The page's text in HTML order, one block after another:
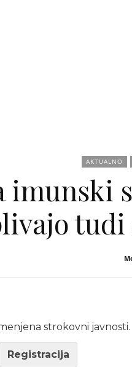
AKTUALNO
imunski
tudi
strokovni javnosti.
Registracija